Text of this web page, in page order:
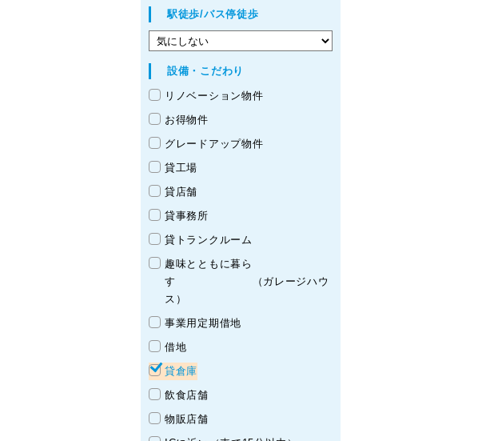
駅徒歩/バス停徒歩
設備・こだわり
リノベーション物件
お得物件
グレードアップ物件
貸工場
貸店舗
貸事務所
貸トランクルーム
趣味とともに暮ら
す （ガレージハウ
ス）
事業用定期借地
借地
貸倉庫
飲食店舗
物販店舗